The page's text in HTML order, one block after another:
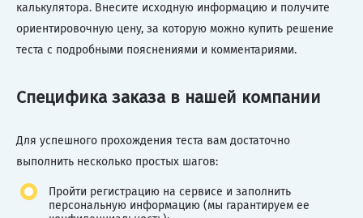
калькулятора. Внесите исходную информацию и получите
ориентировочную цену, за которую можно купить решение
теста с подробными пояснениями и комментариями.
Специфика заказа в нашей компании
Для успешного прохождения теста вам достаточно
выполнить несколько простых шагов:
Пройти регистрацию на сервисе и заполнить
персональную информацию (мы гарантируем ее